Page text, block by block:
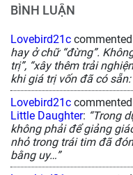
BÌNH LUẬN
Lovebird21c
hay ở chữ “đừng”.
trị”, “xây thêm trải
khi giá trị vốn đã có sẵn:
Lovebird21c
Little Daughter: “Trong
không phải để giảng
nhỏ trong trái tim đã
bằng uy…”